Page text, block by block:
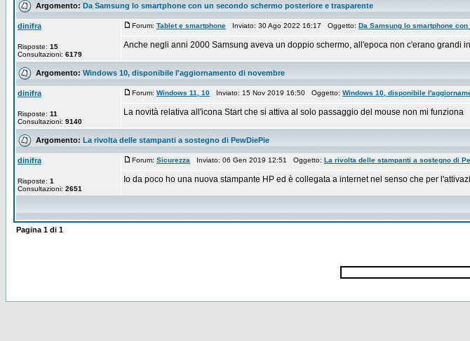
Argomento: Da Samsung lo smartphone con un secondo schermo posteriore e trasparente
dinifra
Risposte: 15
Consultazioni: 6179
Forum: Tablet e smartphone Inviato: 30 Ago 2022 16:17 Oggetto: Da Samsung lo smartphone
Anche negli anni 2000 Samsung aveva un doppio schermo, all'epoca non c'erano
Argomento: Windows 10, disponibile l'aggiornamento di novembre
dinifra
Risposte: 11
Consultazioni: 9140
Forum: Windows 11, 10 Inviato: 15 Nov 2019 16:50 Oggetto: Windows 10, disponibile
La novità relativa all'icona Start che si attiva al solo passaggio del mouse non mi funziona
Argomento: La rivolta delle stampanti a sostegno di PewDiePie
dinifra
Risposte: 1
Consultazioni: 2651
Forum: Sicurezza Inviato: 06 Gen 2019 12:51 Oggetto: La rivolta delle stampanti a sostegno di
Io da poco ho una nuova stampante HP ed è collegata a internet nel senso che per
Pagina 1 di 1